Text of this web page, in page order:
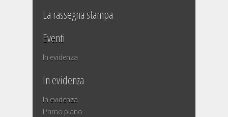
La rassegna stampa
Eventi
In evidenza
In evidenza
In evidenza
Primo piano